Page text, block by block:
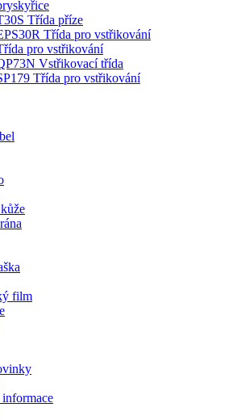
Třída příze
Třída pro vstřikování
pro vstřikování
Vstřikovací třída
Třída pro vstřikování
film